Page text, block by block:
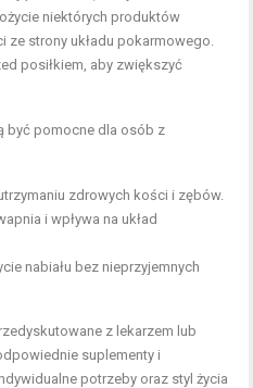
niektórych produktów
strony układu pokarmowego.
posiłkiem, aby zwiększyć
być pomocne dla osób z
zdrowych kości i zębów.
i wpływa na układ
nabiału bez nieprzyjemnych
z lekarzem lub
suplementy i
potrzeby oraz styl życia